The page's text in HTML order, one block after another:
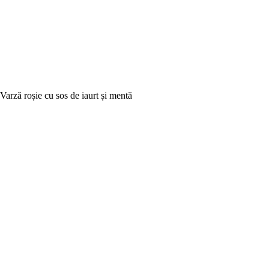
Varză roșie cu sos de iaurt și mentă